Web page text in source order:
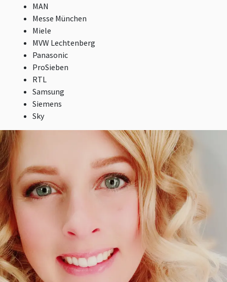
MAN
Messe München
Miele
MVW Lechtenberg
Panasonic
ProSieben
RTL
Samsung
Siemens
Sky